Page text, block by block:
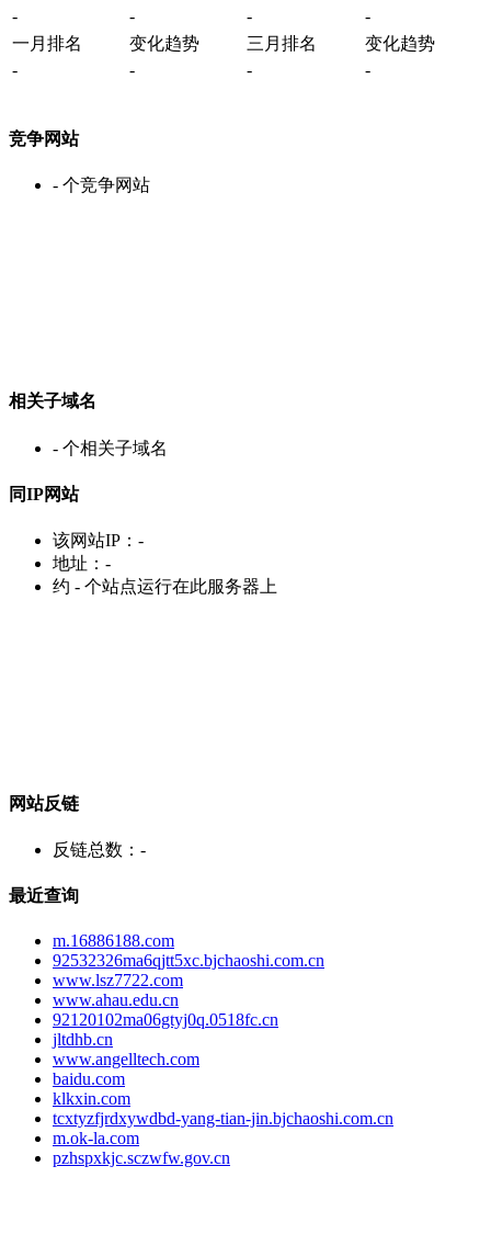
-
- -
-
一月排名
变化趋势 三月排名
变化趋势
-
- - -
竞争网站
- 个竞争网站
相关子域名
- 个相关子域名
同IP网站
该网站IP： -
地址： -
约 - 个站点运行在此服务器上
网站反链
反链总数： -
最近查询
m.16886188.com
92532326ma6qjtt5xc.bjchaoshi.com.cn
www.lsz7722.com
www.ahau.edu.cn
92120102ma06gtyj0q.0518fc.cn
jltdhb.cn
www.angelltech.com
baidu.com
klkxin.com
tcxtyzfjrdxywdbd-yang-tian-jin.bjchaoshi.com.cn
m.ok-la.com
pzhspxkjc.sczwfw.gov.cn